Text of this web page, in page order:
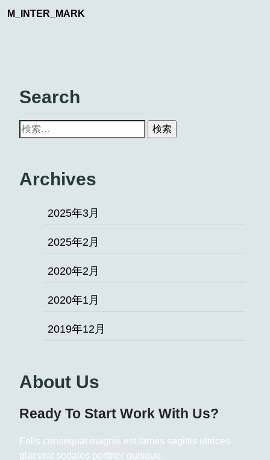
M_INTER_MARK
Search
Archives
2025年3月
2025年2月
2020年2月
2020年1月
2019年12月
About Us
Ready To Start Work With Us?
Felis consequat magnis est fames sagittis ultrices
placerat sodales porttitor quisque.